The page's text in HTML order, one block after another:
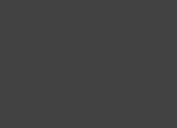
så kan du få
på deg. Vi
den 1. hver